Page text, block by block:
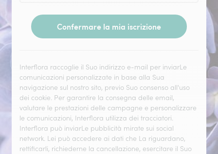
Confermare la mia iscrizione
Interflora raccoglie il Suo indirizzo e-mail per inviarLe
comunicazioni personalizzate in base alla Sua
navigazione sul nostro sito, previo Suo consenso all'uso
dei cookie. Per garantire la consegna delle email,
valutare le prestazioni delle campagne e personalizzare
le comunicazioni, Interflora utilizza dei tracciatori.
Interflora può inviarLe pubblicità mirate sui social
network. Lei può accedere ai dati che La riguardano,
rettificarli, richiederne la cancellazione, esercitare il Suo